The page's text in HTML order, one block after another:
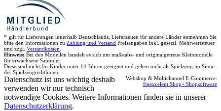
* gilt für Lieferungen innerhalb Deutschlands, Lieferzeiten für andere Länder entnehmen Sie
bitte den Informationen zu Zahlung und Versand Preisangaben inkl. gesetzl. Mehrwertsteuer
und zzgl. Versandkosten
Hinweis: Bei den Modellen handelt es sich um maßstabs- und originalgetreue Kleinmodelle
für erwachsene Sammler.
Diese sind nicht für Kinder unter 14 Jahren geeignet und gelten nicht als Spielzeug im Sinne
der Spielzeugrichtlinien.
Webshop & Multichannel E-Commerce:
©nexcelent.Shop+ Shopsoftware
Datenschutz ist uns wichtig deshalb
verwenden wir nur technisch
notwendige Cookies. Weitere Informationen finden sie in unserer
Datenschutzerklärung.